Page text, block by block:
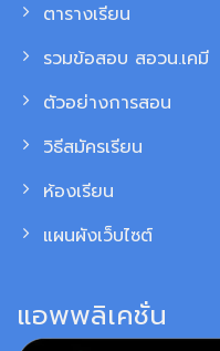
ตารางเรียน
รวมข้อสอบ สอวน.เคมี
ตัวอย่างการสอน
วิธีสมัครเรียน
ห้องเรียน
แผนผังเว็บไซต์
แอพพลิเคชั่น